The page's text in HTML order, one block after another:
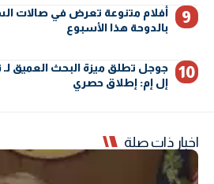
أفلام متنوعة تعرض في صالات
بالدوحة هذا الأسبوع
جوجل تطلق ميزة البحث العميق
إل إم: إطلاق حصري
اخبار ذات صلة